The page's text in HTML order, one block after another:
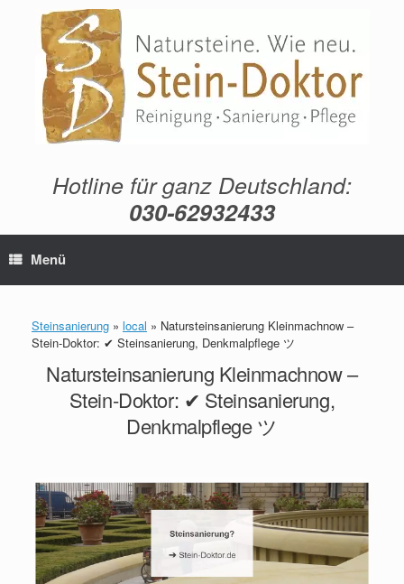
springen
Hotline für ganz Deutschland:
030-62932433
Menü
Steinsanierung » local » Natursteinsanierung Kleinmachnow –
Stein-Doktor: ✔ Steinsanierung, Denkmalpflege ツ
Natursteinsanierung Kleinmachnow –
Stein-Doktor: ✔ Steinsanierung,
Denkmalpflege ツ